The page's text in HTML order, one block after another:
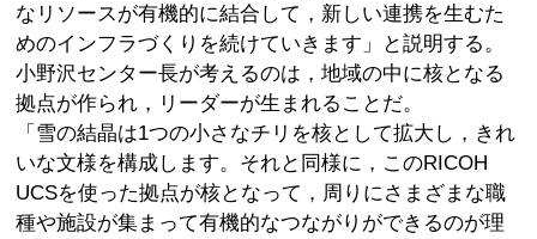
なリソースが有機的に結合して，新しい連携を生むた
めのインフラづくりを続けていきます」と説明する。
小野沢センター長が考えるのは，地域の中に核となる
拠点が作られ，リーダーが生まれることだ。
「雪の結晶は1つの小さなチリを核として拡大し，きれ
いな文様を構成します。それと同様に，このRICOH
UCSを使った拠点が核となって，周りにさまざまな職
種や施設が集まって有機的なつながりができるのが理